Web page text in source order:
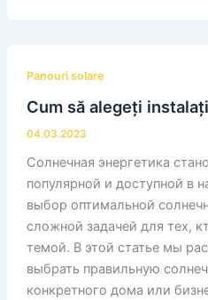
Panouri solare
Cum să alegeți
04.03.2023
Солнечная энергетика
популярной и доступной в
выбор оптимальной
сложной задачей для тех,
темой. В этой статье мы
выбрать правильную
конкретного дома или